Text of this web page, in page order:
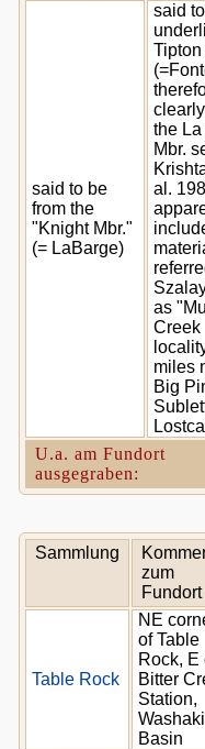
said to be
from the
"Knight Mbr."
(= LaBarge)
said to
the
Mbr.
al.
as
Creek
miles
Big
U.a. am Fundort
ausgegraben:
Sammlung
zum
Fundort
Table Rock
NE
of Table
Rock, E
Bitter
Station,
Basin